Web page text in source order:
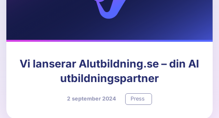
Vi lanserar AIutbildning.se – din AI
utbildningspartner
2 september 2024 Press